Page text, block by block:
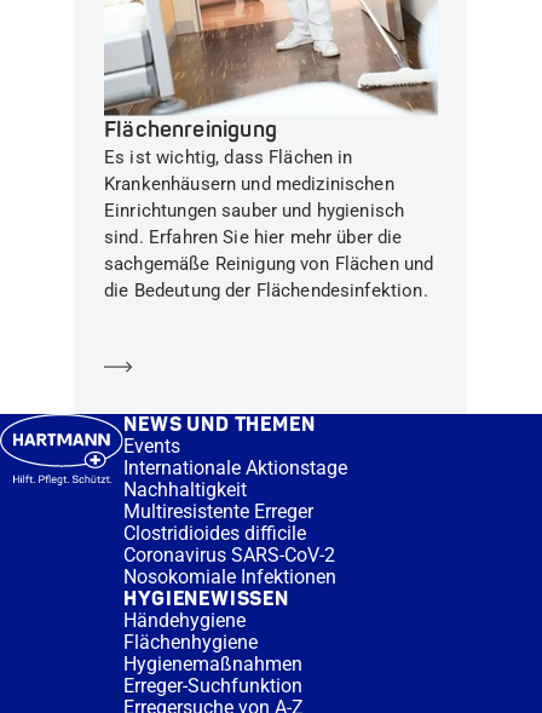
Flächenreinigung
Es ist wichtig, dass Flächen in
Krankenhäusern und medizinischen
Einrichtungen sauber und hygienisch
sind. Erfahren Sie hier mehr über die
sachgemäße Reinigung von Flächen und
die Bedeutung der Flächendesinfektion.
NEWS UND THEMEN
Events
Internationale Aktionstage
Nachhaltigkeit
Multiresistente Erreger
Clostridioides difficile
Coronavirus SARS-CoV-2
Nosokomiale Infektionen
HYGIENEWISSEN
Händehygiene
Flächenhygiene
Hygienemaßnahmen
Erreger-Suchfunktion
Erregersuche von A-Z